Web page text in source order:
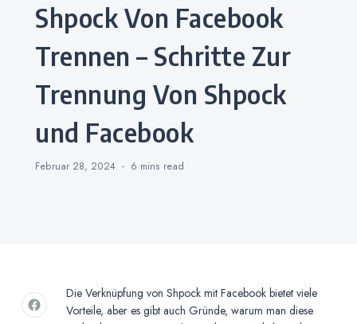
Shpock Von Facebook
Trennen – Schritte Zur
Trennung Von Shpock
und Facebook
Februar 28, 2024 6 mins read
Die Verknüpfung von Shpock mit Facebook bietet viele
Vorteile, aber es gibt auch Gründe, warum man diese